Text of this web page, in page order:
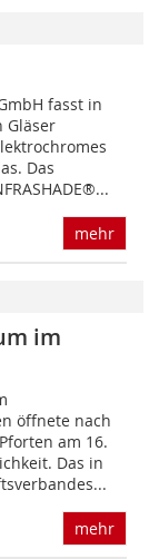
fasst in
Gläser
Das
mehr
im
öffnete nach
am 16.
Das in
mehr